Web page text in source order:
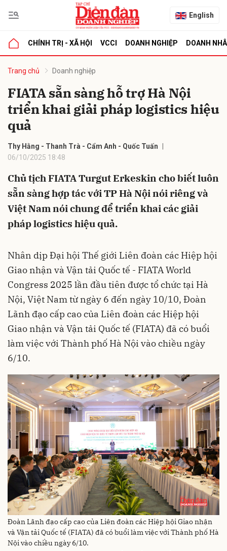
English
CHÍNH TRỊ - XÃ HỘI VCCI DOANH NGHIỆP DOANH
Trang chủ Doanh nghiệp
FIATA sẵn sàng hỗ trợ Hà Nội
triển khai giải pháp logistics hiệu
quả
Thy Hằng - Thanh Trà - Cẩm Anh - Quốc Tuấn
06/10/2025 18:48
Chủ tịch FIATA Turgut Erkeskin cho biết luôn
sẵn sàng hợp tác với TP Hà Nội nói riêng và
Việt Nam nói chung để triển khai các giải
pháp logistics hiệu quả.
Nhân dịp Đại hội Thế giới Liên đoàn các Hiệp hội
Giao nhận và Vận tải Quốc tế - FIATA World
Congress 2025 lần đầu tiên được tổ chức tại Hà
Nội, Việt Nam từ ngày 6 đến ngày 10/10, Đoàn
Lãnh đạo cấp cao của Liên đoàn các Hiệp hội
Giao nhận và Vận tải Quốc tế (FIATA) đã có buổi
làm việc với Thành phố Hà Nội vào chiều ngày
6/10.
Đoàn Lãnh đạo cấp cao của Liên đoàn các Hiệp hội Giao nhận
và Vận tải Quốc tế (FIATA) đã có buổi làm việc với Thành phố Hà
Nội vào chiều ngày 6/10.
luận